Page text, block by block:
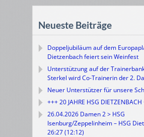
Neueste Beiträge
Doppeljubiläum auf dem
Dietzenbach feiert sein Weinfest
Unterstützung auf der
Sterkel wird Co-Trainerin der 2.
Neuer Unterstützer für unsere
+++ 20 JAHRE HSG DIETZENBACH
26.04.2026 Damen 2 > HSG
Isenburg/Zeppelinheim – HSG
26:27 (12:12)